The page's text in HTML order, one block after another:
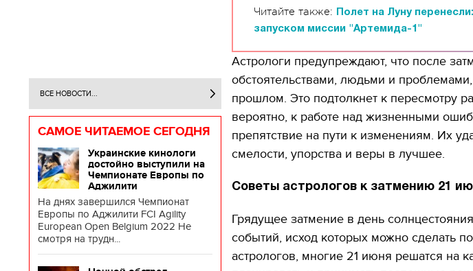
ВСЕ НОВОСТИ...
САМОЕ ЧИТАЕМОЕ СЕГОДНЯ
Украинские кинологи
достойно выступили на
Чемпионате Европы по
Аджилити
На днях завершился Чемпионат
Европы по Аджилити FCI Agility
European Open Belgium 2022 Не
смотря на трудн...
Читайте также:
Полет на Луну
запуском миссии "Артемида-1"
Астрологи предупреждают, что после
обстоятельствами, людьми и
прошлом. Это подтолкнет к пересмотру
вероятно, к работе над жизненными
препятствие на пути к изменениям. Их
смелости, упорства и веры в лучшее.
Советы астрологов к затмению 21
Грядущее затмение в день
событий, исход которых можно сделать
астрологов, многие 21 июня решатся на